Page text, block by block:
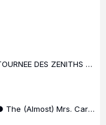
Regarde le sujet « LORIE EN TOURNEE DES ZENITHS - LORIE PARTY 2025/2026 »
Regarde le sujet « Beyoncé ● The (Almost) Mrs. Carter Era »